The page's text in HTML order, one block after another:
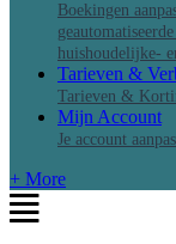
Boekingen
huishoudelijke-
Tarieven &
Tarieven &
Mijn Account
Je account
+ More